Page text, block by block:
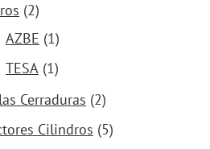
(2)
AZBE (1)
TESA (1)
Cerraduras (2)
Cilindros (5)